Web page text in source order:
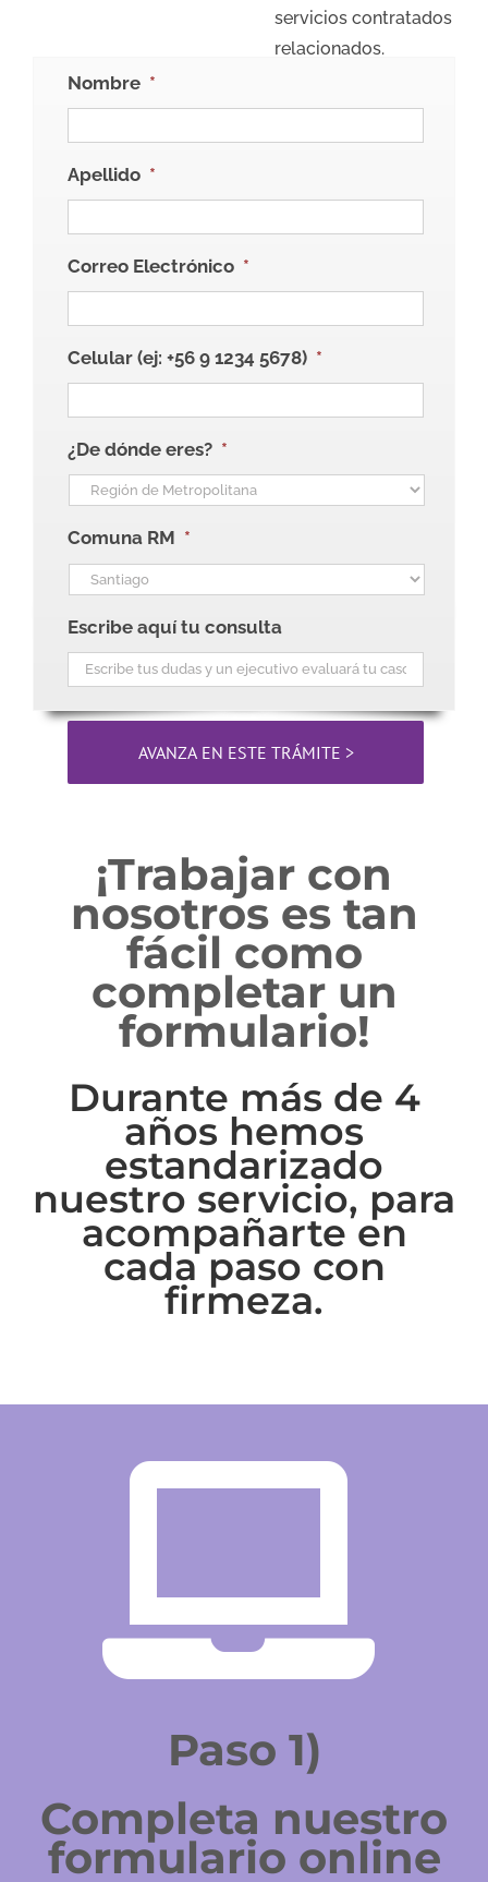
servicios contratados
relacionados.
Nombre *
Apellido *
Correo Electrónico *
Celular (ej: +56 9 1234 5678) *
¿De dónde eres? *
Comuna RM *
Escribe aquí tu consulta
¡Trabajar con
nosotros es tan
fácil como
completar un
formulario!
Durante más de 4
años hemos
estandarizado
nuestro servicio, para
acompañarte en
cada paso con
firmeza.
Paso 1)
Completa nuestro
formulario online